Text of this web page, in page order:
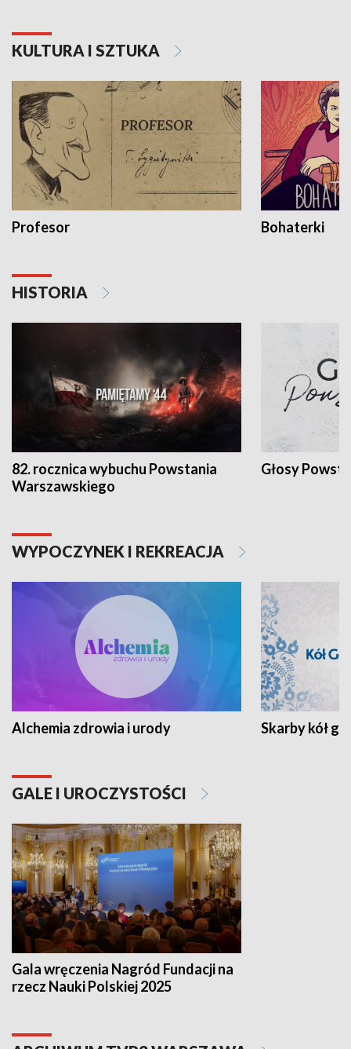
KULTURA I SZTUKA
Profesor Bohaterki
HISTORIA
82. rocznica wybuchu Powstania
Warszawskiego
Głosy
WYPOCZYNEK I REKREACJA
Alchemia zdrowia i urody Skarby kół
GALE I UROCZYSTOŚCI
Gala wręczenia Nagród Fundacji na
rzecz Nauki Polskiej 2025